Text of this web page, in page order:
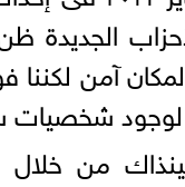
آمن
لوجود شخصيات
من